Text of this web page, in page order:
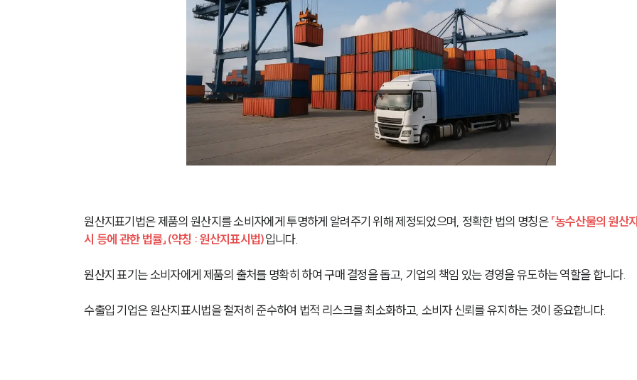
원산지표기법은 제품의 원산지를 소비자에게 투명하게 알려주기 위해 제정되었으며, 정확한 법의 명칭은 「농수산물의 원산
시 등에 관한 법률」(약칭 : 원산지표시법)입니다.
원산지 표기는 소비자에게 제품의 출처를 명확히 하여 구매 결정을 돕고, 기업의 책임 있는 경영을 유도하는 역할을 합니다.
수출입 기업은 원산지표시법을 철저히 준수하여 법적 리스크를 최소화하고, 소비자 신뢰를 유지하는 것이 중요합니다.